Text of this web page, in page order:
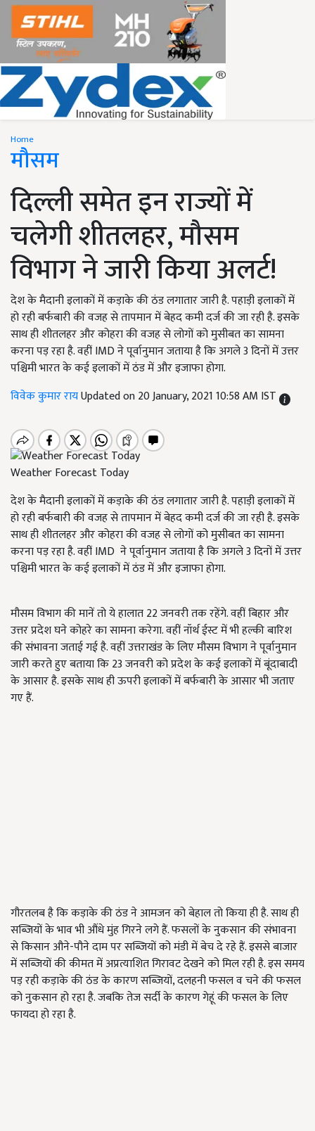
Home
मौसम
दिल्ली समेत इन राज्यों में
चलेगी शीतलहर, मौसम
विभाग ने जारी किया अलर्ट!
देश के मैदानी इलाकों में कड़ाके की ठंड लगातार जारी है. पहाड़ी इलाकों में
हो रही बर्फबारी की वजह से तापमान में बेहद कमी दर्ज की जा रही है. इसके
साथ ही शीतलहर और कोहरा की वजह से लोगों को मुसीबत का सामना
करना पड़ रहा है. वहीं IMD ने पूर्वानुमान जताया है कि अगले 3 दिनों में उत्तर
पश्चिमी भारत के कई इलाकों में ठंड में और इजाफा होगा.
विवेक कुमार रायUpdated on 20 January, 2021 10:58 AM IST
Weather Forecast Today
देश के मैदानी इलाकों में कड़ाके की ठंड लगातार जारी है. पहाड़ी इलाकों में
हो रही बर्फबारी की वजह से तापमान में बेहद कमी दर्ज की जा रही है. इसके
साथ ही शीतलहर और कोहरा की वजह से लोगों को मुसीबत का सामना
करना पड़ रहा है. वहीं IMD ने पूर्वानुमान जताया है कि अगले 3 दिनों में उत्तर
पश्चिमी भारत के कई इलाकों में ठंड में और इजाफा होगा.
मौसम विभाग की मानें तो ये हालात 22 जनवरी तक रहेंगे. वहीं बिहार और
उत्तर प्रदेश घने कोहरे का सामना करेगा. वहीं नॉर्थ ईस्ट में भी हल्की बारिश
की संभावना जताई गई है. वहीं उत्तराखंड के लिए मौसम विभाग ने पूर्वानुमान
जारी करते हुए बताया कि 23 जनवरी को प्रदेश के कई इलाकों में बूंदाबादी
के आसार है. इसके साथ ही ऊपरी इलाकों में बर्फबारी के आसार भी जताए
गए हैं.
गौरतलब है कि कड़ाके की ठंड ने आमजन को बेहाल तो किया ही है. साथ ही
सब्जियों के भाव भी औंधे मुंह गिरने लगे हैं. फसलों के नुकसान की संभावना
से किसान औने-पौने दाम पर सब्जियों को मंडी में बेच दे रहे हैं. इससे बाजार
में सब्जियों की कीमत में अप्रत्याशित गिरावट देखने को मिल रही है. इस समय
पड़ रही कड़ाके की ठंड के कारण सब्जियों, दलहनी फसल व चने की फसल
को नुकसान हो रहा है. जबकि तेज सर्दी के कारण गेहूं की फसल के लिए
फायदा हो रहा है.